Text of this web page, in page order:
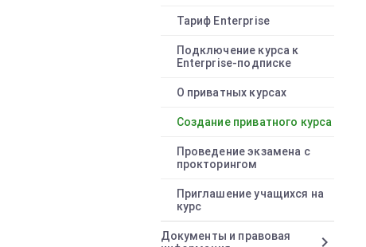
Тариф Enterprise
Подключение курса к
Enterprise-подписке
О приватных курсах
Создание приватного курса
Проведение экзамена с
прокторингом
Приглашение учащихся на
курс
Документы и правовая
chevron_right